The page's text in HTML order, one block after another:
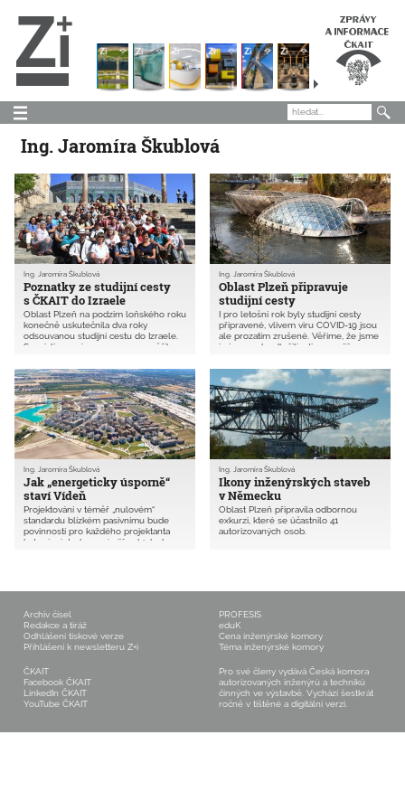
Ing. Jaromíra Škublová
Poznatky ze studijní cesty
s ČKAIT do Izraele
Ing. Jaromíra Škublová
Oblast Plzeň na podzim loňského roku
konečně uskutečnila dva roky
odsouvanou studijní cestu do Izraele.
Specializovaný program se zaměřil na
spojen s několika exkurzemi
zaměřenými na poznání zdejšího
stavebnictví.
Oblast Plzeň připravuje
studijní cesty
Ing. Jaromíra Škublová
I pro letošní rok byly studijní cesty
připravené, vlivem viru COVID-19 jsou
ale prozatím zrušené. Věříme, že jsme
je jen o rok odložili a ti, co se již
příležitosti.
Jak „energeticky úsporně“
staví Vídeň
Ing. Jaromíra Škublová
Projektování v téměř „nulovém“
standardu blízkém pasivnímu bude
povinností pro každého projektanta
bytové výstavby u nás již od 1. ledna
Ikony inženýrských staveb
v Německu
Ing. Jaromíra Škublová
Oblast Plzeň připravila odbornou
exkurzi, které se účastnilo 41
autorizovaných osob.
Archiv čísel
Redakce a tiráž
Odhlášení tiskové verze
Přihlášení k newsletteru Z+i
PROFESIS
eduK
Cena inženýrské komory
Téma inženýrské komory
ČKAIT
Facebook ČKAIT
LinkedIn ČKAIT
YouTube ČKAIT
Pro své členy vydává Česká komora
autorizovaných inženýrů a techniků
činných ve výstavbě. Vychází šestkrát
ročně v tištěné a digitální verzi.